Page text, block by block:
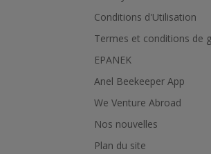
Conditions d'Utilisation
Termes et conditions de
EPANEK
Anel Beekeeper App
We Venture Abroad
Nos nouvelles
Plan du site